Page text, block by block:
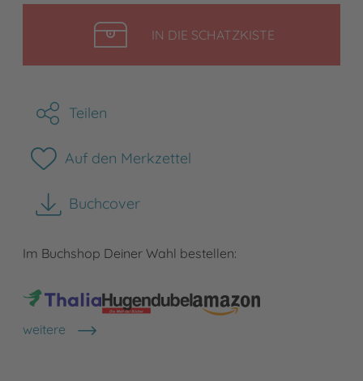
IN DIE SCHATZKISTELEGEN
Teilen
Auf den Merkzettel
Buchcover
herunterladen
Im Buchshop Deiner Wahl bestellen:
weitere
Shops anzeigen